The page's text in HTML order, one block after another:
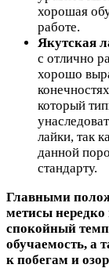
хорошая
работе.
Якутская
с отлично
хорошо
который
лайки, так
данной
стандарту.
Главными
метисы нередко
спокойный
обучаемость, а
к побегам и